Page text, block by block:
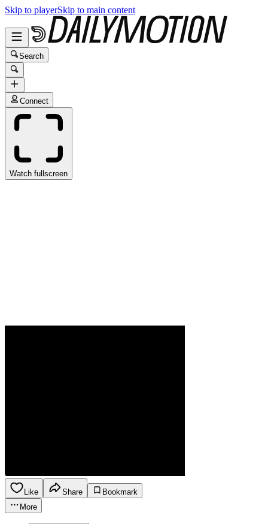
Skip to playerSkip to main content
Search
Connect
Watch fullscreen
Like Share
Bookmark
More